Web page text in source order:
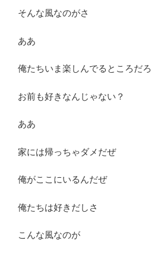
そんな風なのがさ
ああ
俺たちいま楽しんでるところだろ
お前も好きなんじゃない？
ああ
家には帰っちゃダメだぜ
俺がここにいるんだぜ
俺たちは好きだしさ
こんな風なのが